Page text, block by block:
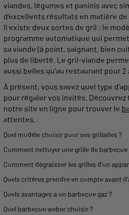
viandes, légumes et paninis avec
d’excellents résultats en matière de
Il existe deux sortes de gril : le
programme automatique qui permet
sa viande (à point, saignant, bien
plus de liberté. Le gril-viande
aussi belles qu’au restaurant pour 2
À présent, vous savez quel type d’
pour régaler vos invités.
notre site en ligne pour trouver le
attentes.
Quel modèle choisir pour ses grillades ?
Comment nettoyer une grille de barbecue
Comment dégraisser les grilles d’un
Quels critères prendre en compte avant
Quels avantages a un barbecue gaz ?
Quel barbecueweber choisir ?